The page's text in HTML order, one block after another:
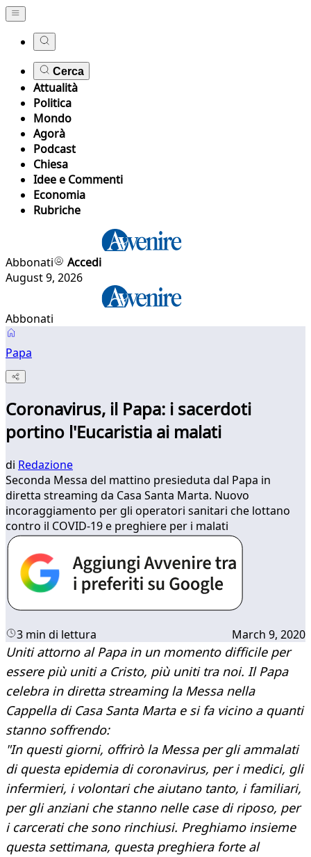
Cerca
Attualità
Politica
Mondo
Agorà
Podcast
Chiesa
Idee e Commenti
Economia
Rubriche
Abbonati
Accedi
August 9, 2026
Abbonati
Papa
Coronavirus, il Papa: i sacerdoti
portino l'Eucaristia ai malati
di Redazione
Seconda Messa del mattino presieduta dal Papa in
diretta streaming da Casa Santa Marta. Nuovo
incoraggiamento per gli operatori sanitari che lottano
contro il COVID-19 e preghiere per i malati
3 min di lettura March 9, 2020
Uniti attorno al Papa in un momento difficile per
essere più uniti a Cristo, più uniti tra noi. Il Papa
celebra in diretta streaming la Messa nella
Cappella di Casa Santa Marta e si fa vicino a quanti
stanno soffrendo:
"In questi giorni, offrirò la Messa per gli ammalati
di questa epidemia di coronavirus, per i medici, gli
infermieri, i volontari che aiutano tanto, i familiari,
per gli anziani che stanno nelle case di riposo, per
i carcerati che sono rinchiusi. Preghiamo insieme
questa settimana, questa preghiera forte al